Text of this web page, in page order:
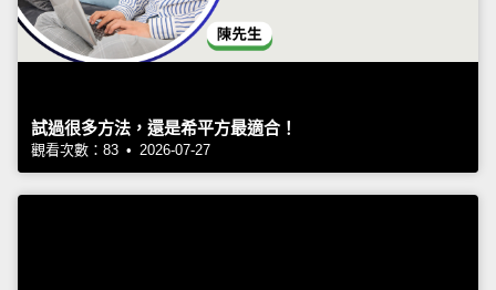
試過很多方法，還是希平方最適合！
觀看次數：83 • 2026-07-27